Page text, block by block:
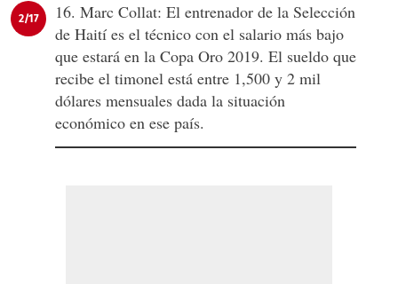
2/17
16. Marc Collat: El entrenador de la Selección
de Haití es el técnico con el salario más bajo
que estará en la Copa Oro 2019. El sueldo que
recibe el timonel está entre 1,500 y 2 mil
dólares mensuales dada la situación
económico en ese país.